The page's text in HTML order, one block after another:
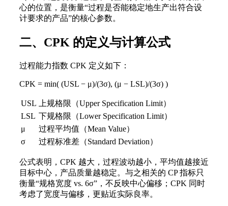
心的位置，是衡量“过程是否能稳定地生产出符合设
计要求的产品”的核心参数。
二、CPK 的定义与计算公式
过程能力指数 CPK 定义如下：
CPK = min( (USL − μ)/(3σ), (μ − LSL)/(3σ) )
USL
上规格限（Upper Specification Limit）
LSL 下规格限（Lower Specification Limit）
μ
过程平均值（Mean Value）
σ
过程标准差（Standard Deviation）
公式表明，CPK 越大，过程波动越小，平均值越接近
目标中心，产品质量越稳定。与之相关的 CP 指标只
衡量“规格宽度 vs. 6σ”，不反映中心偏移；CPK 同时
考虑了宽度与偏移，更贴近实际良率。